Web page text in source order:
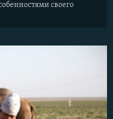
своего